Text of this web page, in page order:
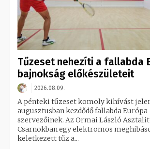
Tűzeset nehezíti a fallabda
bajnokság előkészületeit
2026.08.09.
A pénteki tűzeset komoly kihívást
augusztusban kezdődő fallabda
szervezőinek. Az Ormai László
Csarnokban egy elektromos
keletkezett tűz a...